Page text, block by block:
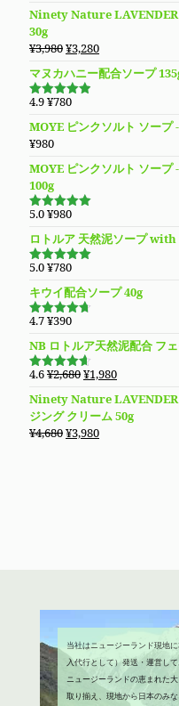
で
た。
¥4,780
価
価
は
¥13,780
で
た。
の
は
す。
Ninety Nature LAVENDER
30g
¥3,980元
価
格
¥3,980
し
¥3,280現
在
の
は
で
マヌカハニー配合ソープ
5段階で
価
4.9¥780
MOYE ピンクソルト ソー
¥980
MOYE ピンクソルト ソー
100g
5段階で
5.0¥980
ロトルア 天然泥ソープ with
5段階で
5.0¥780
キウイ配合ソープ 40g
5段階で
価
4.7¥390
NB ロトルア天然泥配合 フ
5段階で
価
4.6¥2,680元
価
格
は
¥1,980現
の
価
Ninety Nature LAVENDER
ジング クリーム 50g
¥4,680元
¥3,980現
当社はニュージーランド現地
入代行として）発送・運営して
ニュージーランドの恵まれた
取り揃え、現地から日本のみ